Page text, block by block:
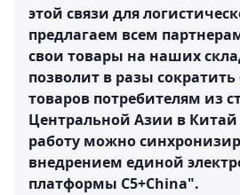
этой связи для
предлагаем всем
свои товары на наших
позволит в разы
товаров потребителям из
Центральной Азии в Китай
работу можно
внедрением единой
платформы С5+Сhina".